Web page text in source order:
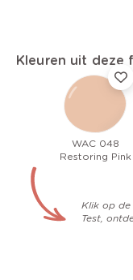
Kleuren uit deze
WAC 048
Restoring Pink
Klik op de
Test,